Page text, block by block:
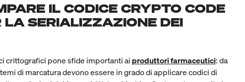
IL CODICE CRYPTO CODE
LA SERIALIZZAZIONE DEI
crittografici pone sfide importanti ai produttori farmaceutici: da
di marcatura devono essere in grado di applicare codici di